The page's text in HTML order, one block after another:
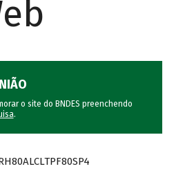
o site do BNDES preenchendo
.